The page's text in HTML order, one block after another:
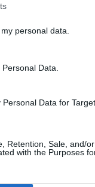
personal data.
Data.
Data for
Retention, Sale, and/
with the Purposes